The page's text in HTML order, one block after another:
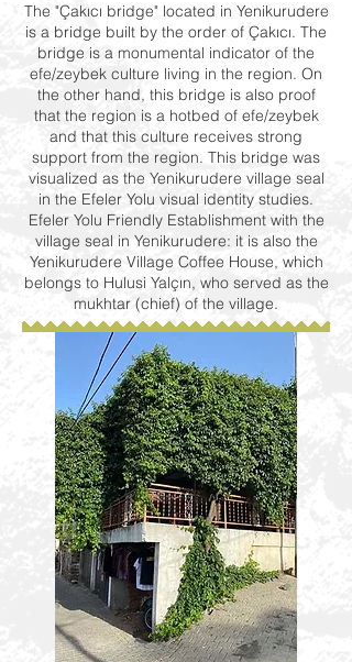
The "Çakıcı bridge" located in Yenikurudere
is a bridge built by the order of Çakıcı. The
bridge is a monumental indicator of the
efe/zeybek culture living in the region. On
the other hand, this bridge is also proof
that the region is a hotbed of efe/zeybek
and that this culture receives strong
support from the region. This bridge was
visualized as the Yenikurudere village seal
in the Efeler Yolu visual identity studies.
Efeler Yolu Friendly Establishment with the
village seal in Yenikurudere: it is also the
Yenikurudere Village Coffee House, which
belongs to Hulusi Yalçın, who served as the
mukhtar (chief) of the village.